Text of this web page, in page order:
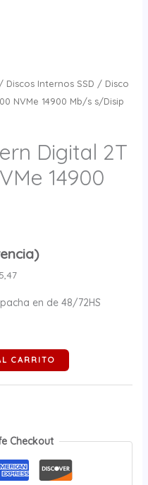
/ Discos Internos SSD / Disco
NVMe 14900 Mb/s s/Disip
Digital 2T
14900
en de 48/72HS
CARRITO
Checkout